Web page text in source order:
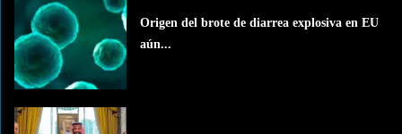
Origen del brote de diarrea explosiva en EU
aún...